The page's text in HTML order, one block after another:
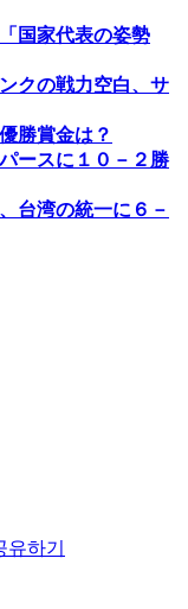
国家代表の姿勢
クの戦力空白、サ
勝賞金は？
ースに１０－２勝
台湾の統一に６－
유하기